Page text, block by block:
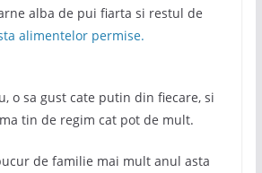
alba de pui fiarta si restul de
alimentelor permise.
o sa gust cate putin din fiecare, si
tin de regim cat pot de mult.
de familie mai mult anul asta